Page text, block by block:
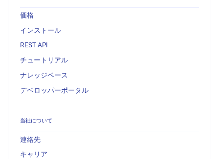
価格
インストール
REST API
チュートリアル
ナレッジベース
デベロッパーポータル
当社について
連絡先
キャリア